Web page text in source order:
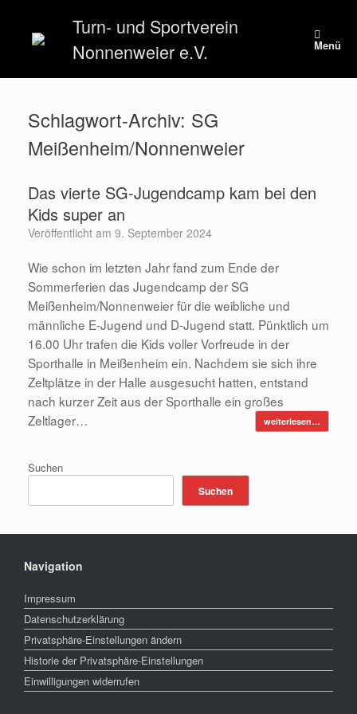
springen
Turn- und Sportverein
Nonnenweier e.V.
Menü
Schlagwort-Archiv: SG
Meißenheim/Nonnenweier
Das vierte SG-Jugendcamp kam bei den
Kids super an
Veröffentlicht am 9. September 2024
Wie schon im letzten Jahr fand zum Ende der
Sommerferien das Jugendcamp der SG
Meißenheim/Nonnenweier für die weibliche und
männliche E-Jugend und D-Jugend statt. Pünktlich um
16.00 Uhr trafen die Kids voller Vorfreude in der
Sporthalle in Meißenheim ein. Nachdem sie sich ihre
Zeltplätze in der Halle ausgesucht hatten, entstand
nach kurzer Zeit aus der Sporthalle ein großes
Zeltlager…
weiterlesen…
Suchen
Suchen
Navigation
Impressum
Datenschutzerklärung
Privatsphäre-Einstellungen ändern
Historie der Privatsphäre-Einstellungen
Einwilligungen widerrufen